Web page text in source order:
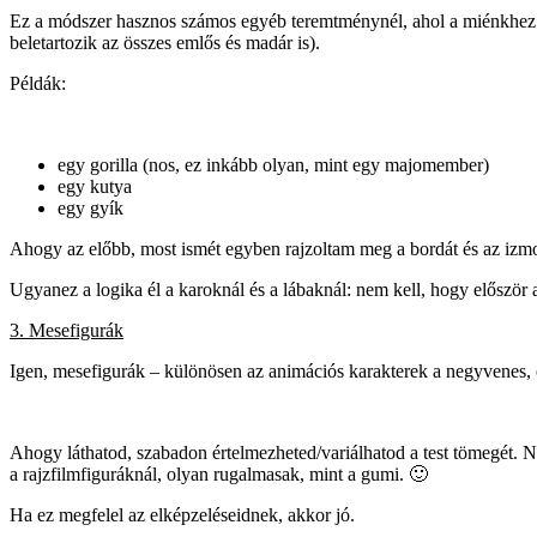
Ez a módszer hasznos számos egyéb teremtménynél, ahol a
beletartozik az összes emlős és madár is).
Példák:
egy gorilla (nos, ez inkább olyan, mint egy majomember)
egy kutya
egy gyík
Ahogy az előbb, most ismét egyben rajzoltam meg a bordát és az
Ugyanez a logika él a karoknál és a lábaknál: nem kell, hogy
3. Mesefigurák
Igen, mesefigurák – különösen az animációs karakterek a
Ahogy láthatod, szabadon értelmezheted/variálhatod a test tömegét.
a rajzfilmfiguráknál, olyan rugalmasak, mint a gumi. 🙂
Ha ez megfelel az elképzeléseidnek, akkor jó.